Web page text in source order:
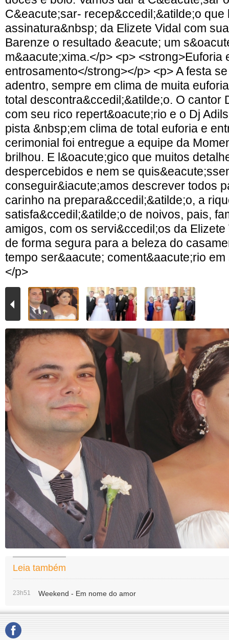
C&eacute;sar- recep&ccedil;&atilde;o que
assinatura&nbsp; da Elizete Vidal com
Barenze o resultado &eacute; um
m&aacute;xima.</p> <p> <strong>Euforia
entrosamento</strong></p> <p> A festa
adentro, sempre em clima de muita
total descontra&ccedil;&atilde;o. O cantor
com seu rico repert&oacute;rio e o Dj
pista &nbsp;em clima de total euforia e
cerimonial foi entregue a equipe da
brilhou. E l&oacute;gico que muitos
despercebidos e nem se
conseguir&iacute;amos descrever todos
carinho na prepara&ccedil;&atilde;o, a
satisfa&ccedil;&atilde;o de noivos, pais,
amigos, com os servi&ccedil;os da
de forma segura para a beleza do
tempo ser&aacute; coment&aacute;rio
</p>
Leia também
23h51 Weekend - Em nome do amor